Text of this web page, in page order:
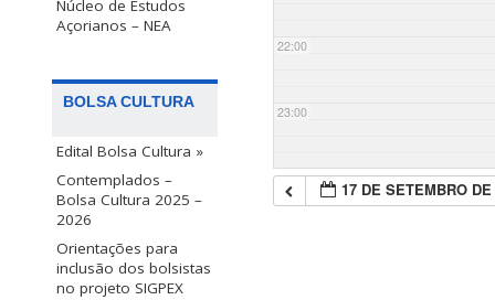
Núcleo de Estudos
Açorianos – NEA
BOLSA CULTURA
Edital Bolsa Cultura »
Contemplados –
Bolsa Cultura 2025 –
2026
Orientações para
inclusão dos bolsistas
no projeto SIGPEX
22:00
23:00
17 DE SETEMBRO DE